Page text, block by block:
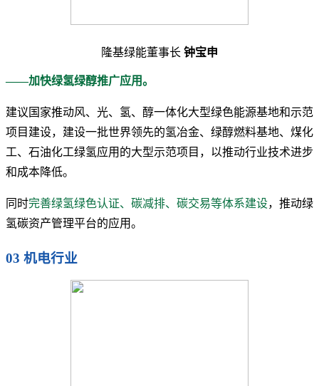
隆基绿能董事长 钟宝申
——加快绿氢绿醇推广应用。
建议国家推动风、光、氢、醇一体化大型绿色能源基地和示范
项目建设，建设一批世界领先的氢冶金、绿醇燃料基地、煤化
工、石油化工绿氢应用的大型示范项目，以推动行业技术进步
和成本降低。
同时完善绿氢绿色认证、碳减排、碳交易等体系建设，推动绿
氢碳资产管理平台的应用。
03 机电行业